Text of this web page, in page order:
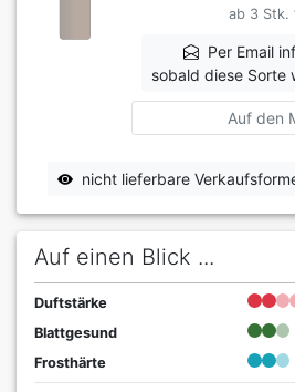
ab 3 Stk.
Per Email
sobald diese Sorte
Auf den
nicht lieferbare
Auf einen Blick ...
Duftstärke
Blattgesund
Frosthärte